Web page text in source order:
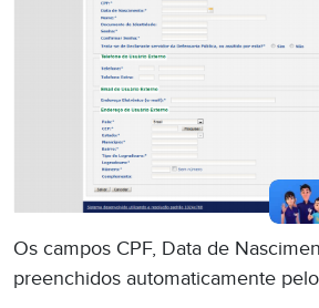
Os campos CPF, Data de
preenchidos automaticamente